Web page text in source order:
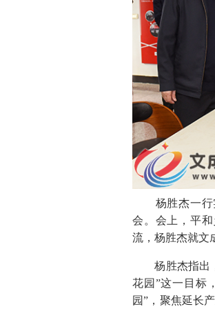
杨胜杰一行实
会。会上，平
流，杨胜杰就文
杨胜杰指出，
花园”这一目标
园”，聚焦延长